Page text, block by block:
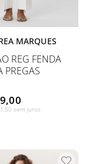
MARQUES
REG FENDA
PREGAS
sem juros